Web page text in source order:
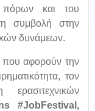
πόρων και του
συμβολή στην
δυνάμεων.
αφορούν την
τον
#JobFestival,